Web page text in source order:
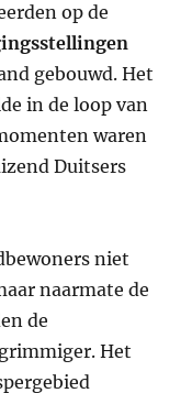
op de
gebouwd. Het
in de loop van
waren
Duitsers
niet
naarmate de
de
Het